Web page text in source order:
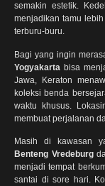
semakin estetik.
menjadikan tamu
terburu-buru.
Bagi yang ingin
Yogyakarta bisa
Jawa, Keraton
koleksi benda
waktu khusus.
membuat perjalanan
Masih di kawasan
Benteng Vredeburg
menjadi tempat
santai di sore hari.